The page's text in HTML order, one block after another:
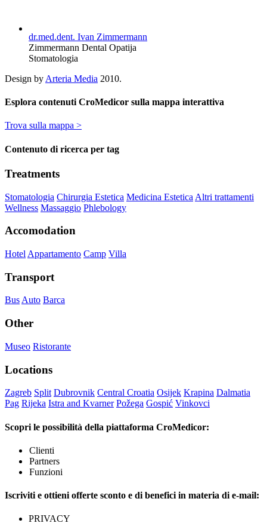
dr.med.dent. Ivan Zimmermann
Zimmermann Dental Opatija
Stomatologia
Design by Arteria Media 2010.
Esplora contenuti CroMedicor sulla mappa interattiva
Trova sulla mappa >
Contenuto di ricerca per tag
Treatments
Stomatologia Chirurgia Estetica Medicina Estetica Altri trattamenti
Wellness Massaggio Phlebology
Accomodation
Hotel Appartamento Camp Villa
Transport
BusAuto Barca
Other
Museo Ristorante
Locations
Zagreb Split Dubrovnik Central Croatia Osijek Krapina Dalmatia
Pag Rijeka Istra and Kvarner Požega Gospić Vinkovci
Scopri le possibilità della piattaforma CroMedicor:
Clienti
Partners
Funzioni
Iscriviti e ottieni offerte sconto e di benefici in materia di e-mail:
PRIVACY